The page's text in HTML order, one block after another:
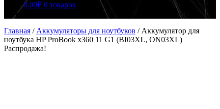
0.00₽ 0 товаров
Главная / Аккумуляторы для ноутбуков / Аккумулятор для
ноутбука HP ProBook x360 11 G1 (BI03XL, ON03XL)
Распродажа!